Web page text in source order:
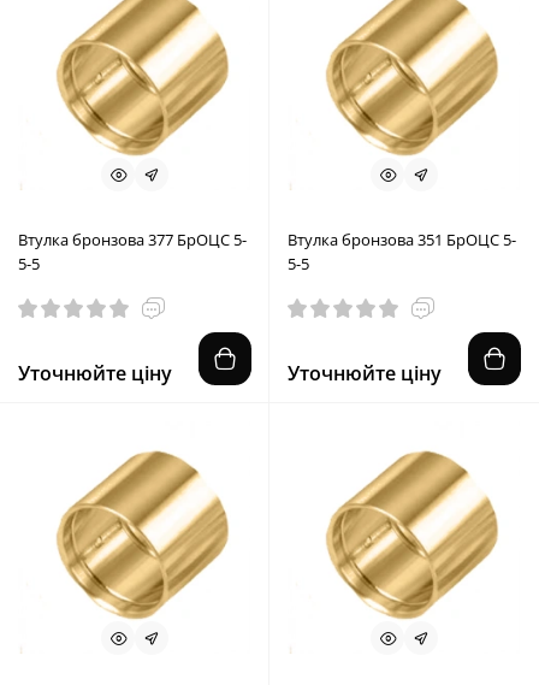
Втулка бронзова 377 БрОЦС 5-
5-5
Уточнюйте ціну
Втулка бронзова 351 БрОЦС 5-
5-5
Уточнюйте ціну